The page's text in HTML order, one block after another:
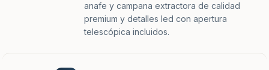
anafe y campana extractora de calidad
premium y detalles led con apertura
telescópica incluidos.